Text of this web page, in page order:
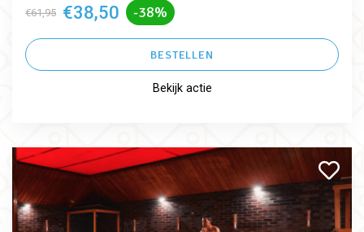
€61,95 €38,50 -38%
BESTELLEN
Bekijk actie